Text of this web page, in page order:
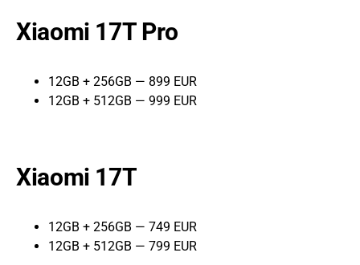
Xiaomi 17T Pro
12GB + 256GB — 899 EUR
12GB + 512GB — 999 EUR
Xiaomi 17T
12GB + 256GB — 749 EUR
12GB + 512GB — 799 EUR